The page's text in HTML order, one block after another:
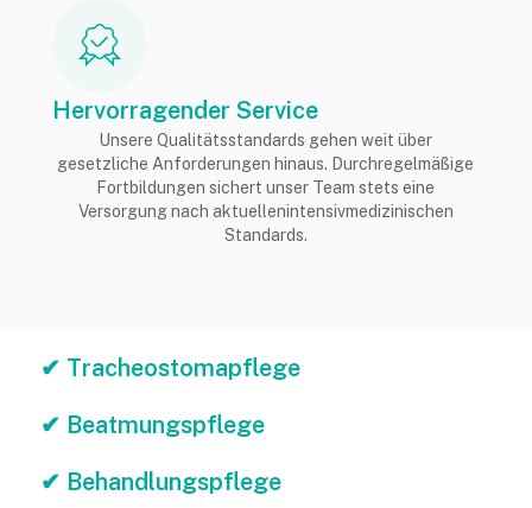
Hervorragender Service
Unsere Qualitätsstandards gehen weit über
gesetzliche Anforderungen hinaus. Durchregelmäßige
Fortbildungen sichert unser Team stets eine
Versorgung nach aktuellenintensivmedizinischen
Standards.
✔ Tracheostomapflege
✔ Beatmungspflege
✔ Behandlungspflege